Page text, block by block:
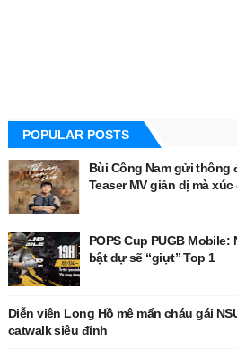
POPULAR POSTS
Bùi Công Nam gửi thông
Teaser MV giản dị mà
POPS Cup PUGB
bật dự sẽ “giựt” Top 1
Diễn viên Long Hồ mê mẩn cháu gái
catwalk siêu đỉnh